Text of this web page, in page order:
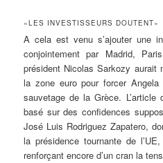
«LES INVESTISSEURS DOUTENT»
A cela est venu s’ajouter une
conjointement par Madrid,
président Nicolas Sarkozy aurait
la zone euro pour forcer
sauvetage de la Grèce. L’article
basé sur des confidences
José Luis Rodriguez Zapatero,
la présidence tournante de
renforçant encore d’un cran la